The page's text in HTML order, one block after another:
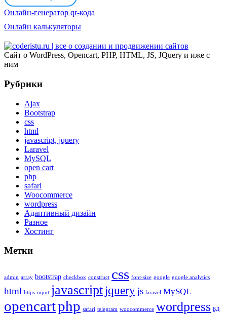
Онлайн-генератор qr-кода
Онлайн калькуляторы
Сайт о WordPress, Opencart, PHP, HTML, JS, JQuery и иже с
ним
Рубрики
Ajax
Bootstrap
css
html
javascript, jquery
Laravel
MySQL
open cart
php
safari
Woocommerce
wordpress
Адаптивный дизайн
Разное
Хостинг
Метки
admin array bootstrap checkbox construct css font-size google google analytics
html https input javascriptjqueryjs laravel MySQL
opencartphp safari telegram woocommerce wordpress БД